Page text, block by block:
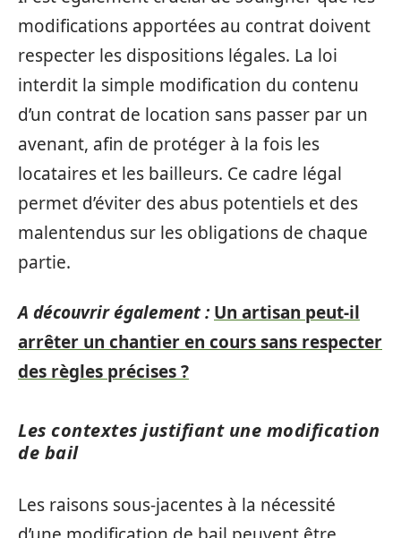
modifications apportées au contrat doivent
respecter les dispositions légales. La loi
interdit la simple modification du contenu
d’un contrat de location sans passer par un
avenant, afin de protéger à la fois les
locataires et les bailleurs. Ce cadre légal
permet d’éviter des abus potentiels et des
malentendus sur les obligations de chaque
partie.
A découvrir également : Un artisan peut-il
arrêter un chantier en cours sans respecter
des règles précises ?
Les contextes justifiant une modification
de bail
Les raisons sous-jacentes à la nécessité